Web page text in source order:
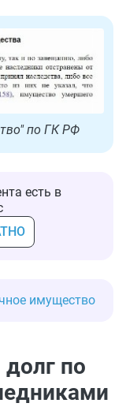
по ГК РФ
есть в
имущество
по